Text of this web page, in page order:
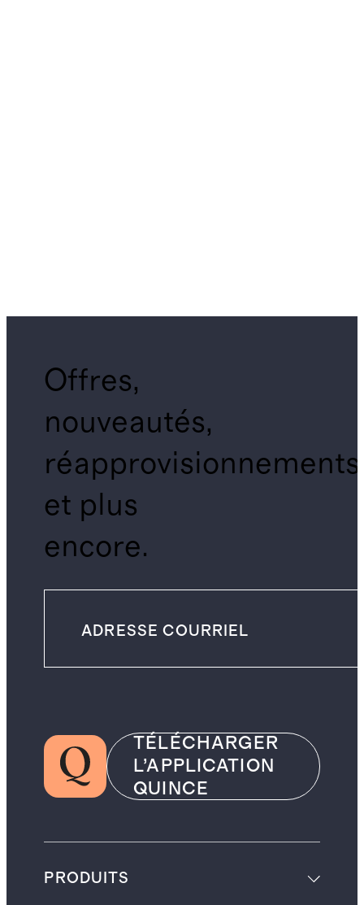
Offres,
nouveautés,
réapprovisionnements
et plus
encore.
TÉLÉCHARGER
L’APPLICATION
QUINCE
PRODUITS